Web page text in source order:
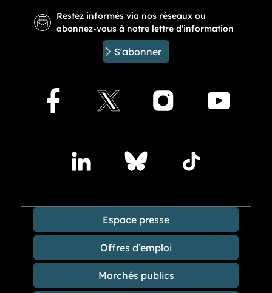
Restez informés via nos réseaux ou
abonnez-vous à notre lettre d'information
S'abonner
Facebook
X Instagram
LindedinBlueskyTikTok
Espace presse
Offres d’emploi
Marchés publics